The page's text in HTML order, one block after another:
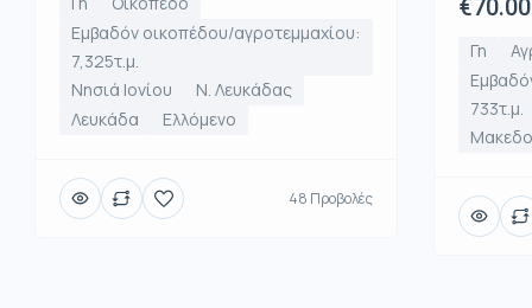
Εμβαδόν οικοπέδου/αγροτεμμαχίου:
7,325τ.μ.
Νησιά Ιονίου
Ν. Λευκάδας
Λευκάδα
Ελλόμενο
48 Προβολές
Γη
733τ.μ.